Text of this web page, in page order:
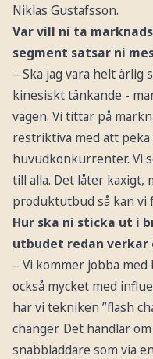
Niklas Gustafsson.
Var vill ni ta
segment satsar ni
– Ska jag vara helt ärlig
kinesiskt tänkande -
vägen. Vi tittar på
restriktiva med att
huvudkonkurrenter. Vi
till alla. Det låter kaxigt,
produktutbud så kan vi
Hur ska ni sticka ut i
utbudet redan
– Vi kommer jobba
också mycket med
har vi tekniken ”flash
changer. Det handlar
snabbladdare som via